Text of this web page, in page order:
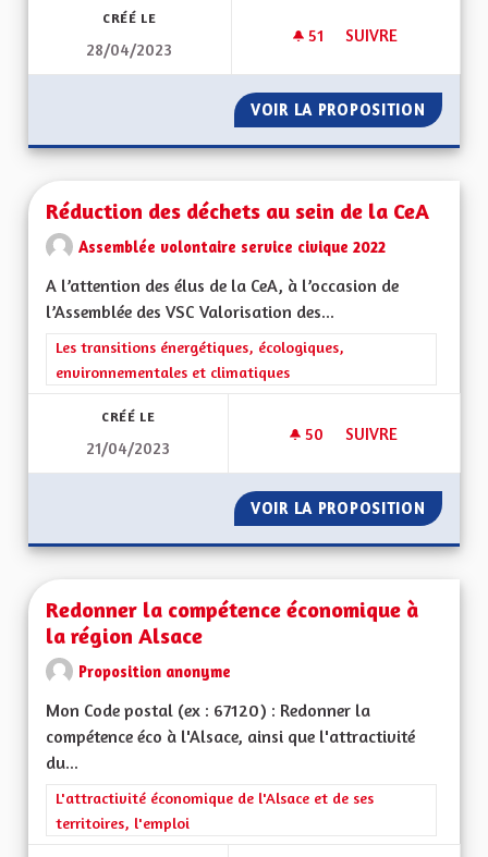
CRÉÉ LE
28/04/2023
51 51 ABONNÉS
SUIVRE
VOIR LA PROPOSITION
Réduction des déchets au sein de la CeA
Assemblée volontaire service civique 2022
A l’attention des élus de la CeA, à l’occasion de
l’Assemblée des VSC Valorisation des...
Filtrer les résultats de la catégorie : Les transitions
Les transitions énergétiques, écologiques,
environnementales et climatiques
CRÉÉ LE
21/04/2023
50 50 ABONNÉS
SUIVRE
VOIR LA PROPOSITION
Redonner la compétence économique à
la région Alsace
Proposition anonyme
Mon Code postal (ex : 67120) : Redonner la
compétence éco à l'Alsace, ainsi que l'attractivité
du...
Filtrer les résultats de la catégorie : L'attractivité
L'attractivité économique de l'Alsace et de ses
territoires, l'emploi